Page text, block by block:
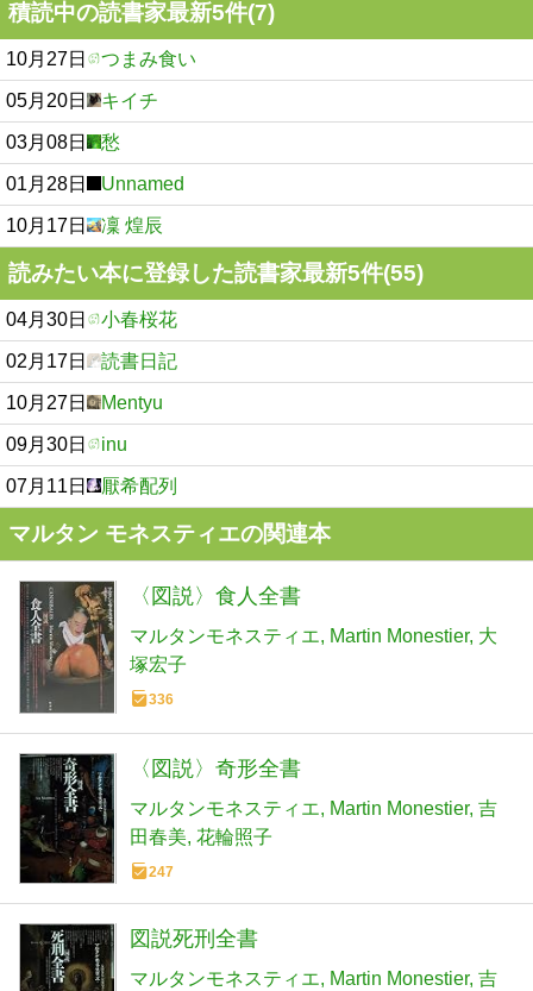
積読中の読書家最新5件(7)
10月27日 つまみ食い
05月20日 キイチ
03月08日 愁
01月28日 Unnamed
10月17日 凜 煌辰
読みたい本に登録した読書家最新5件(55)
04月30日 小春桜花
02月17日 読書日記
10月27日 Mentyu
09月30日 inu
07月11日 厭希配列
マルタン モネスティエの関連本
〈図説〉食人全書
マルタンモネスティエ Martin Monestier 大
塚宏子
336
〈図説〉奇形全書
マルタンモネスティエ Martin Monestier 吉
田春美 花輪照子
247
図説死刑全書
マルタンモネスティエ Martin Monestier 吉